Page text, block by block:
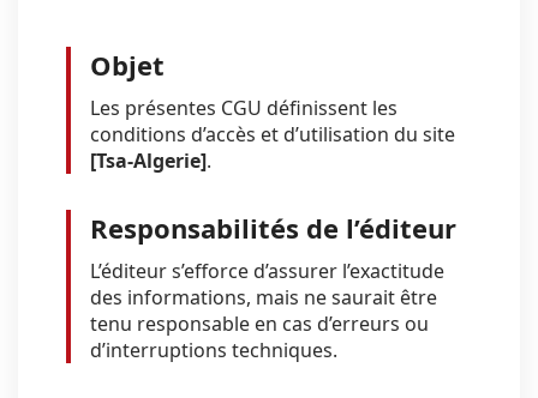
Objet
Les présentes CGU définissent les
conditions d’accès et d’utilisation du site
[Tsa-Algerie].
Responsabilités de l’éditeur
L’éditeur s’efforce d’assurer l’exactitude
des informations, mais ne saurait être
tenu responsable en cas d’erreurs ou
d’interruptions techniques.